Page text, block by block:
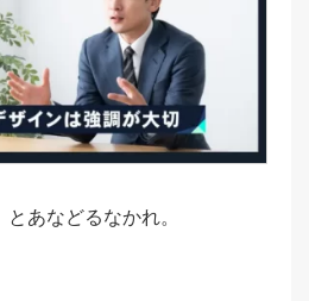
とあなどるなかれ。